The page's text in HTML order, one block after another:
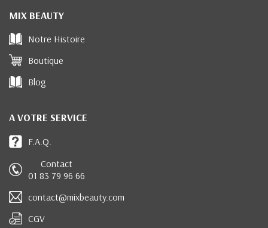
MIX BEAUTY
Notre Histoire
Boutique
Blog
A VOTRE SERVICE
F.A.Q.
Contact
01 83 79 96 66
contact@mixbeauty.com
CGV